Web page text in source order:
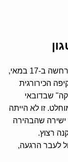
נקודת המפנה שסללה את הדרך לחתימה התרחשה ב-17 במאי,
הכירורגית
שבדובאי
זו לא הייתה
ישירה שהבהירה
רצוץ.
לעבר הרגעה,